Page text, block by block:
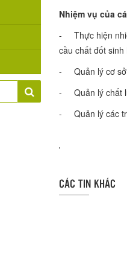
Nhiệm vụ của
- Thực hiện
cầu chất đốt
- Quản lý cơ sở
- Quản lý chất
- Quản lý các
'
CÁC TIN KHÁC